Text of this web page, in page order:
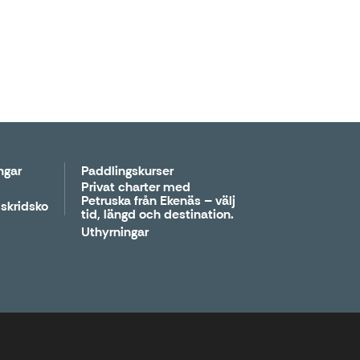
Paddlingskurser
Privat charter med
Petruska från Ekenäs – välj
tid, längd och destination.
Uthyrningar